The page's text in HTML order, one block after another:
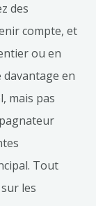
des
compte, et
ou en
en
mais pas
Tout
les